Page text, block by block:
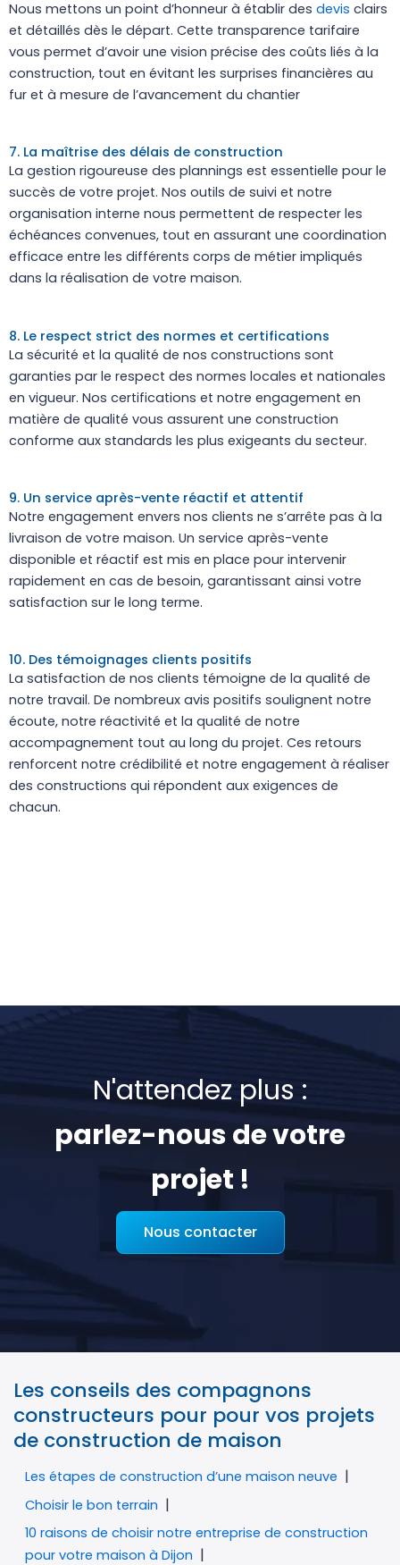
Nous mettons un point d’honneur à établir des devis clairs
et détaillés dès le départ. Cette transparence tarifaire
vous permet d’avoir une vision précise des coûts liés à la
construction, tout en évitant les surprises financières au
fur et à mesure de l’avancement du chantier
7. La maîtrise des délais de construction
La gestion rigoureuse des plannings est essentielle pour le
succès de votre projet. Nos outils de suivi et notre
organisation interne nous permettent de respecter les
échéances convenues, tout en assurant une coordination
efficace entre les différents corps de métier impliqués
dans la réalisation de votre maison.
8. Le respect strict des normes et certifications
La sécurité et la qualité de nos constructions sont
garanties par le respect des normes locales et nationales
en vigueur. Nos certifications et notre engagement en
matière de qualité vous assurent une construction
conforme aux standards les plus exigeants du secteur.
9. Un service après-vente réactif et attentif
Notre engagement envers nos clients ne s’arrête pas à la
livraison de votre maison. Un service après-vente
disponible et réactif est mis en place pour intervenir
rapidement en cas de besoin, garantissant ainsi votre
satisfaction sur le long terme.
10. Des témoignages clients positifs
La satisfaction de nos clients témoigne de la qualité de
notre travail. De nombreux avis positifs soulignent notre
écoute, notre réactivité et la qualité de notre
accompagnement tout au long du projet. Ces retours
renforcent notre crédibilité et notre engagement à réaliser
des constructions qui répondent aux exigences de
chacun.
N'attendez plus :
parlez-nous de votre
projet !
Nous contacter
Les conseils des compagnons
constructeurs pour pour vos projets
de construction de maison
Les étapes de construction d’une maison neuve
Choisir le bon terrain
10 raisons de choisir notre entreprise de construction
pour votre maison à Dijon